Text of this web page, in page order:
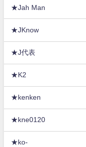
★Jah Man
★JKnow
★J代表
★K2
★kenken
★kne0120
★ko-